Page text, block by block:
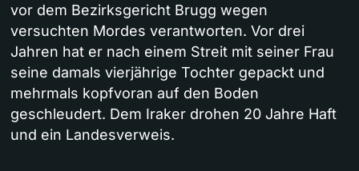
vor dem Bezirksgericht Brugg wegen
versuchten Mordes verantworten. Vor drei
Jahren hat er nach einem Streit mit seiner Frau
seine damals vierjährige Tochter gepackt und
mehrmals kopfvoran auf den Boden
geschleudert. Dem Iraker drohen 20 Jahre Haft
und ein Landesverweis.